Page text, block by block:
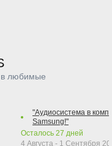
в любимые
"Аудиосистема в
Samsung!"
Осталось 27 дней
4 Августа - 1 Сентября